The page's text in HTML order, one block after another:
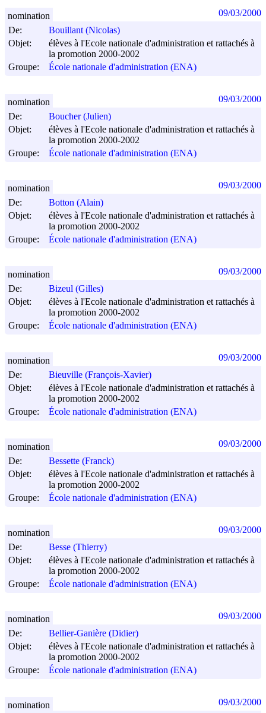
De:
Bouillant (Nicolas)
Objet:
élèves à l'Ecole nationale d'administration et rattachés à
la promotion 2000-2002
Groupe:
École nationale d'administration (ENA)
nomination 09/03/2000
De:
Boucher (Julien)
Objet:
élèves à l'Ecole nationale d'administration et rattachés à
la promotion 2000-2002
Groupe:
École nationale d'administration (ENA)
nomination 09/03/2000
De:
Botton (Alain)
Objet:
élèves à l'Ecole nationale d'administration et rattachés à
la promotion 2000-2002
Groupe:
École nationale d'administration (ENA)
nomination 09/03/2000
De:
Bizeul (Gilles)
Objet:
élèves à l'Ecole nationale d'administration et rattachés à
la promotion 2000-2002
Groupe:
École nationale d'administration (ENA)
nomination 09/03/2000
De:
Bieuville (François-Xavier)
Objet:
élèves à l'Ecole nationale d'administration et rattachés à
la promotion 2000-2002
Groupe:
École nationale d'administration (ENA)
nomination 09/03/2000
De:
Bessette (Franck)
Objet:
élèves à l'Ecole nationale d'administration et rattachés à
la promotion 2000-2002
Groupe:
École nationale d'administration (ENA)
nomination 09/03/2000
De:
Besse (Thierry)
Objet:
élèves à l'Ecole nationale d'administration et rattachés à
la promotion 2000-2002
Groupe:
École nationale d'administration (ENA)
nomination 09/03/2000
De:
Bellier-Ganière (Didier)
Objet:
élèves à l'Ecole nationale d'administration et rattachés à
la promotion 2000-2002
Groupe:
École nationale d'administration (ENA)
nomination 09/03/2000
nomination 09/03/2000